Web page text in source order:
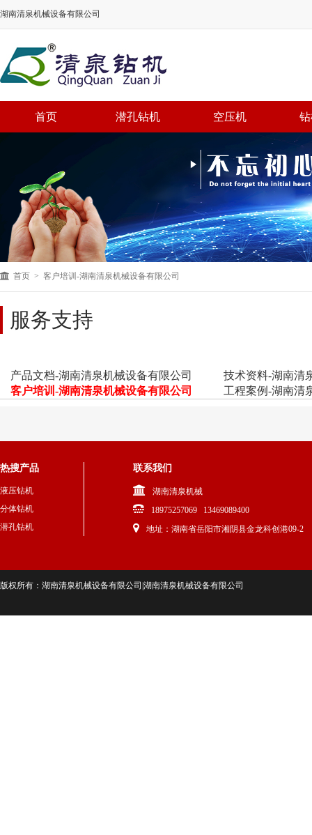
湖南清泉机械设备有限公司
首页 潜孔钻机 空压机
首页 > 客户培训-湖南清泉机械设备有限公司
服务支持
产品文档-湖南清泉机械设备有限公司
技术资料-湖南清
客户培训-湖南清泉机械设备有限公司
工程案例-湖南清
热搜产品
液压钻机
分体钻机
潜孔钻机
联系我们
湖南清泉机械
18975257069 13469089400
地址：湖南省岳阳市湘阴县金龙科创港09-2
版权所有：湖南清泉机械设备有限公司|湖南清泉机械设备有限公司